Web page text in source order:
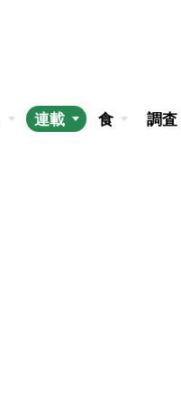
連載 食 調査